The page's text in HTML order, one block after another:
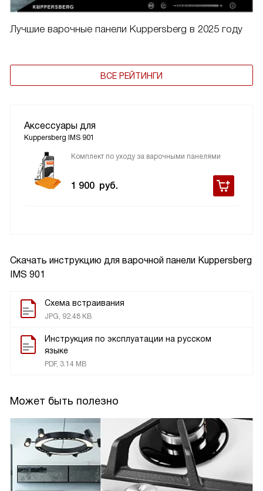
Скачать инструкцию для варочной панели Kuppersberg
IMS 901
Схема встраивания
JPG, 92.48 KB
Инструкция по эксплуатации на русском
языке
PDF, 3.14 MB
Может быть полезно
Лучшие варочные панели Kuppersberg в 2025 году
ВСЕ РЕЙТИНГИ
Аксессуары для
Kuppersberg IMS 901
Комплект по уходу за варочными панелями
1 900 руб.